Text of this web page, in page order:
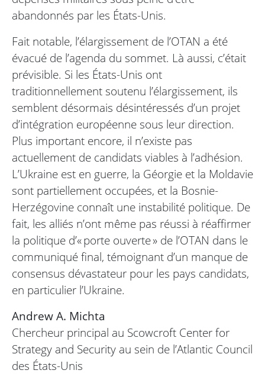
abandonnés par les États-Unis.
Fait notable, l’élargissement de l’OTAN a été
évacué de l’agenda du sommet. Là aussi, c’était
prévisible. Si les États-Unis ont
traditionnellement soutenu l’élargissement, ils
semblent désormais désintéressés d’un projet
d’intégration européenne sous leur direction.
Plus important encore, il n’existe pas
actuellement de candidats viables à l’adhésion.
L’Ukraine est en guerre, la Géorgie et la Moldavie
sont partiellement occupées, et la Bosnie-
Herzégovine connaît une instabilité politique. De
fait, les alliés n’ont même pas réussi à réaffirmer
la politique d’« porte ouverte » de l’OTAN dans le
communiqué final, témoignant d’un manque de
consensus dévastateur pour les pays candidats,
en particulier l’Ukraine.
Andrew A. Michta
Chercheur principal au Scowcroft Center for
Strategy and Security au sein de l’Atlantic Council
des États-Unis